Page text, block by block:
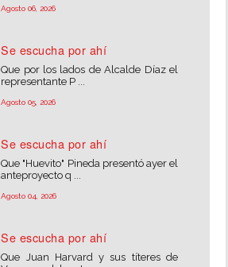
Agosto 06, 2026
Se escucha por ahí
Que por los lados de Alcalde Díaz el
representante P ...
Agosto 05, 2026
Se escucha por ahí
Que "Huevito" Pineda presentó ayer el
anteproyecto q ...
Agosto 04, 2026
Se escucha por ahí
Que Juan Harvard y sus títeres de